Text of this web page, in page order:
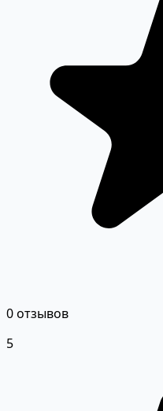
0 отзывов
5